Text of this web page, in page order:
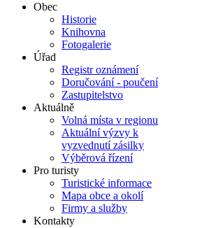
Obec
Historie
Knihovna
Fotogalerie
Úřad
Registr oznámení
Doručování - poučení
Zastupitelstvo
Aktuálně
Volná místa v regionu
Aktuální výzvy k
vyzvednutí zásilky
Výběrová řízení
Pro turisty
Turistické informace
Mapa obce a okolí
Firmy a služby
Kontakty